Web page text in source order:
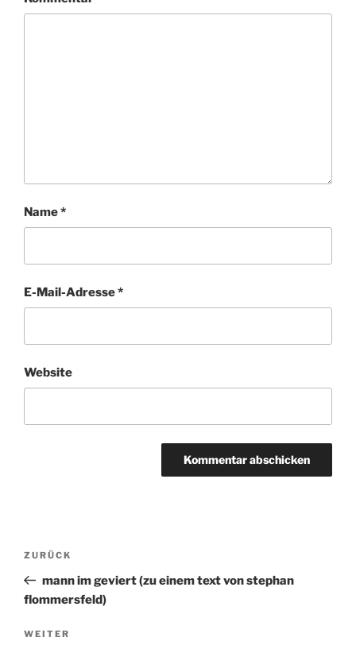
Name*
E-Mail-Adresse*
Website
Beitragsnavigation
Vorheriger
Beitrag
ZURÜCK
mann im geviert (zu einem text von stephan
flommersfeld)
Nächster
WEITER